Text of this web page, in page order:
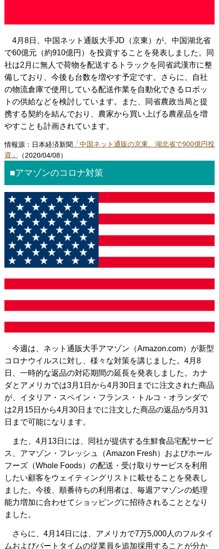
4月8日、中国ネット通販大手JD（京東）が、中国湖北省
で60億元（約910億円）を投資することを発表しました。同
社は2月に無人で荷物を配送するトラックを同省武漢市に整
備しており、今後も台数を増やす予定です。さらに、自社
の物流倉庫で使用している配送作業を自動化できるロボッ
トの供給などを検討しています。また、同省農政当局と提
携する契約を結んでおり、農家から買い上げる農産品を増
やすことも計画されています。
情報源：日本経済新聞 「中国ネット通販の京東、湖北省で900億円投
資」
（2020/04/08）
■アマゾンのコロナ対策
今週は、ネット通販大手アマゾン（Amazon.com）が新型
コロナウイルスに対し、様々な対策を講じました。4月8
日、一時的な返品の対応期間の延長を発表しました。カナ
ダとアメリカでは3月1日から4月30日までに注文された商品
が、イタリア・スペイン・フランス・トルコ・オランダで
は2月15日から4月30日までに注文した商品の返品が5月31
日まで可能になります。
また、4月13日には、同社が提供する生鮮食品宅配サービ
ス、アマゾン・フレッシュ（Amazon Fresh）およびホール
フーズ（Whole Foods）の配送・受け取りサービスを利用
したい顧客をウェイティングリストに載せることを発表し
ました。今後、順番待ちの利用者は、毎週アマゾンの処理
能力増加に合わせてショッピングに招待されることとなり
ました。
さらに、4月14日には、アメリカで7万5,000人のフルタイ
ムおよびパートタイムの従業員を追加採用することが分か